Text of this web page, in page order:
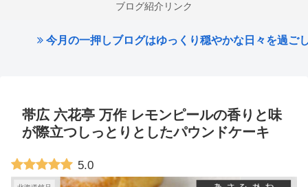
ブログ紹介リンク
一押しブログはゆっくり穏やかな日々を過ごしたいはこち
帯広 六花亭 万作 レモンピールの香りと味
が際立つしっとりとしたパウンドケーキ
5.0